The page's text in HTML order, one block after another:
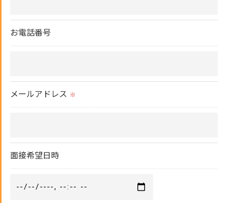
予めご了承ください。
＜個人情報の開示･訂正・削除･利用停止の手続につ
お電話番号
メールアドレス ※
面接希望日時